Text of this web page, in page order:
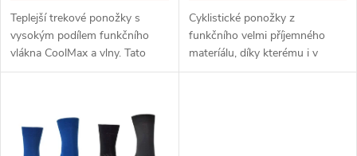
d
u
d
u
Teplejší trekové ponožky s
vysokým podílem funkčního
vlákna CoolMax a vlny. Tato
ponožka je díky unikátnímu
bez...
Cyklistické ponožky z
funkčního velmi příjemného
materíálu, díky kterému i v
náročných klimatických